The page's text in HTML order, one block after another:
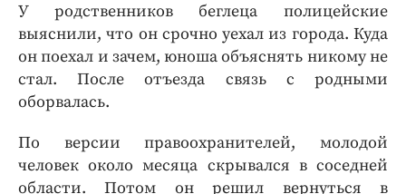
Работодатель года
У родственников беглеца полицейские
выяснили, что он срочно уехал из города. Куда
он поехал и зачем, юноша объяснять никому не
стал. После отъезда связь с родными
оборвалась.
По версии правоохранителей, молодой
человек около месяца скрывался в соседней
области. Потом он решил вернуться в